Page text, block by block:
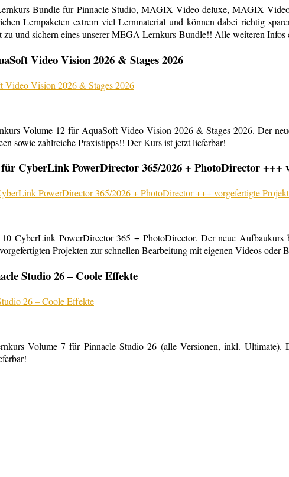
Bundle für Pinnacle Studio, MAGIX Video deluxe, MAGIX
Lernpaketen extrem viel Lernmaterial und können dabei richtig
zu und sichern eines unserer MEGA Lernkurs-Bundle!! Alle weiteren
Video Vision 2026 & Stages 2026
Volume 12 für AquaSoft Video Vision 2026 & Stages 2026. Der
sowie zahlreiche Praxistipps!! Der Kurs ist jetzt lieferbar!
CyberLink PowerDirector 365/2026 + PhotoDirector +++
CyberLink PowerDirector 365 + PhotoDirector. Der neue
Projekten zur schnellen Bearbeitung mit eigenen Videos
Studio 26 – Coole Effekte
Volume 7 für Pinnacle Studio 26 (alle Versionen, inkl.